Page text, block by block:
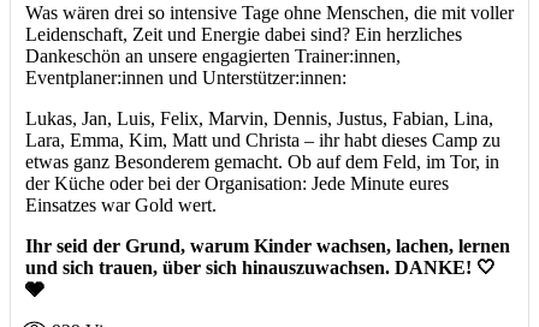
Was wären drei so intensive Tage ohne Menschen, die mit voller
Leidenschaft, Zeit und Energie dabei sind? Ein herzliches
Dankeschön an unsere engagierten Trainer:innen,
Eventplaner:innen und Unterstützer:innen:
Lukas, Jan, Luis, Felix, Marvin, Dennis, Justus, Fabian, Lina,
Lara, Emma, Kim, Matt und Christa – ihr habt dieses Camp zu
etwas ganz Besonderem gemacht. Ob auf dem Feld, im Tor, in
der Küche oder bei der Organisation: Jede Minute eures
Einsatzes war Gold wert.
Ihr seid der Grund, warum Kinder wachsen, lachen, lernen
und sich trauen, über sich hinauszuwachsen. DANKE! 🤍
🩶